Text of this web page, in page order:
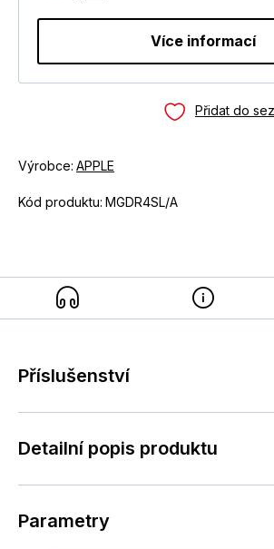
Více informací
Přidat do
Výrobce: APPLE
Kód produktu: MGDR4SL/A
Příslušenství
Detailní popis produktu
Parametry